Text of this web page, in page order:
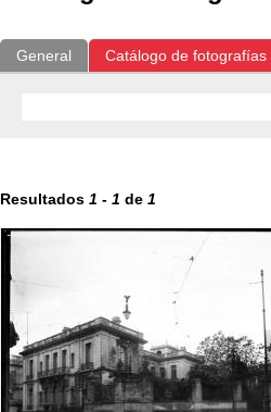
General Catálogo de fotografías
Resultados 1 - 1 de 1